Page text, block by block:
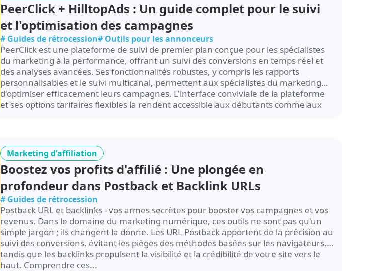
PeerClick + HilltopAds : Un guide complet pour le suivi
et l'optimisation des campagnes
# Guides de rétrocession# Outils pour les annonceurs
PeerClick est une plateforme de suivi de premier plan conçue pour les spécialistes
du marketing à la performance, offrant un suivi des conversions en temps réel et
des analyses avancées. Ses fonctionnalités robustes, y compris les rapports
personnalisables et le suivi multicanal, permettent aux spécialistes du marketing
d'optimiser efficacement leurs campagnes. L'interface conviviale de la plateforme
et ses options tarifaires flexibles la rendent accessible aux débutants comme aux
Marketing d'affiliation
Boostez vos profits d'affilié : Une plongée en
profondeur dans Postback et Backlink URLs
# Guides de rétrocession
Postback URL et backlinks - vos armes secrètes pour booster vos campagnes et vos
revenus. Dans le domaine du marketing numérique, ces outils ne sont pas qu'un
simple jargon ; ils changent la donne. Les URL Postback apportent de la précision au
suivi des conversions, évitant les pièges des méthodes basées sur les navigateurs,
tandis que les backlinks propulsent la visibilité et la crédibilité de votre site vers le
haut. Comprendre ces...